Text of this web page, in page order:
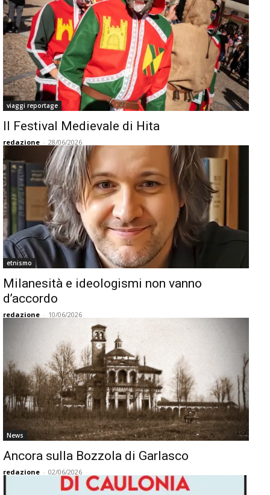
viaggi reportage
Il Festival Medievale di Hita
redazione - 28/06/2026
etnismo
Milanesità e ideologismi non vanno
d’accordo
redazione - 10/06/2026
News
Ancora sulla Bozzola di Garlasco
redazione - 02/06/2026